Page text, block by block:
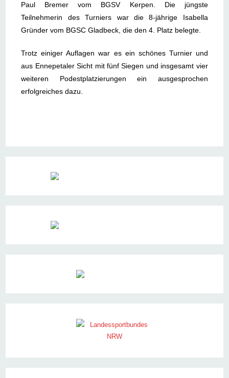
Paul Bremer vom BGSV Kerpen. Die jüngste
Teilnehmerin des Turniers war die 8-jährige Isabella
Gründer vom BGSC Gladbeck, die den 4. Platz belegte.
Trotz einiger Auflagen war es ein schönes Turnier und
aus Ennepetaler Sicht mit fünf Siegen und insgesamt vier
weiteren Podestplatzierungen ein ausgesprochen
erfolgreiches dazu.